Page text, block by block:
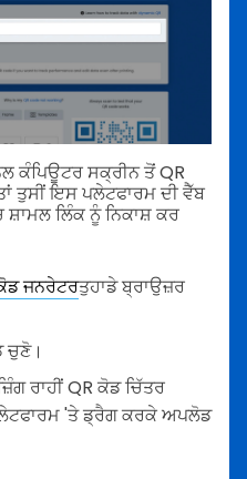
ਕੰਪਿਊਟਰ ਸਕ੍ਰੀਨ ਤੋਂ QR
ਤੁਸੀਂ ਇਸ ਪਲੇਟਫਾਰਮ ਦੀ ਵੈੱਬ
ਲਿੰਕ ਨੂੰ ਨਿਕਾਸ਼ ਕਰ
ਜਨਰੇਟਰਤੁਹਾਡੇ ਬ੍ਰਾਉਜ਼ਰ
ਰਾਹੀਂ QR ਕੋਡ ਚਿੱਤਰ
'ਤੇ ਡ੍ਰੈਗ ਕਰਕੇ ਅਪਲੋਡ